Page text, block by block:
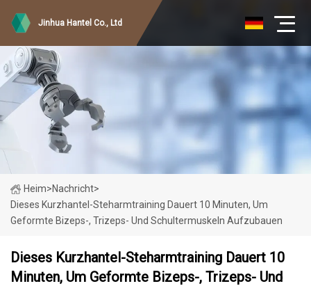
Jinhua Hantel Co., Ltd
Heim>Nachricht>
Dieses Kurzhantel-Steharmtraining Dauert 10 Minuten, Um
Geformte Bizeps-, Trizeps- Und Schultermuskeln Aufzubauen
Dieses Kurzhantel-Steharmtraining Dauert 10
Minuten, Um Geformte Bizeps-, Trizeps- Und